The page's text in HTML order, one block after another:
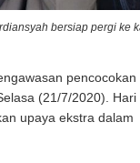
bersiap pergi ke
pencocokan
(21/7/2020). Hari
upaya ekstra dalam